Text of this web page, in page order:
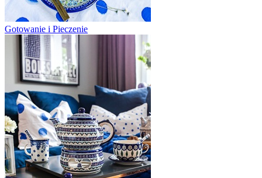
Gotowanie i Pieczenie